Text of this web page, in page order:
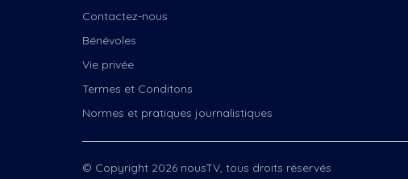
Contactez-nous
Bénévoles
Vie privée
Termes et Conditons
Normes et pratiques journalistiques
© Copyright 2026 nousTV, tous droits réservés